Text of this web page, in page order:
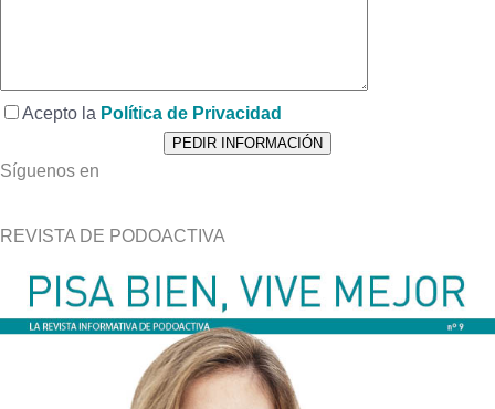
Acepto la Política de Privacidad
Síguenos en
REVISTA DE PODOACTIVA